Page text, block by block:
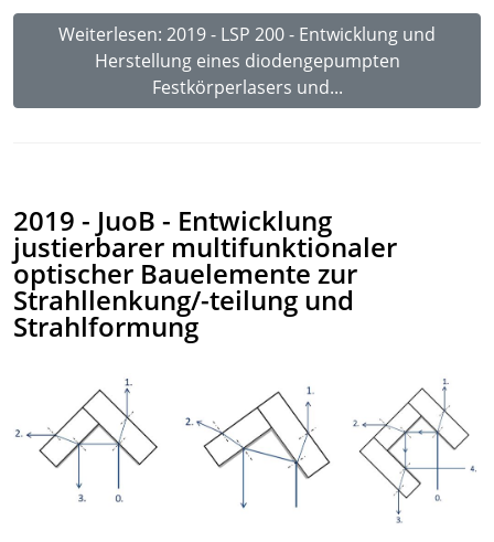
Weiterlesen: 2019 - LSP 200 - Entwicklung und
Herstellung eines diodengepumpten
Festkörperlasers und...
2019 - JuoB - Entwicklung
justierbarer multifunktionaler
optischer Bauelemente zur
Strahllenkung/-teilung und
Strahlformung